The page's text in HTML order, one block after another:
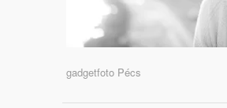
gadgetfoto Pécs